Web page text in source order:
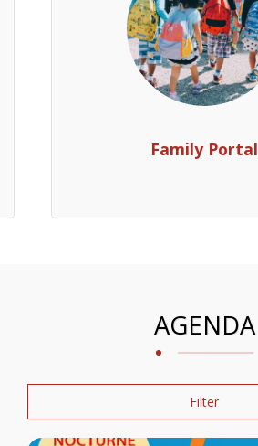
Family Portal
AGENDA
Filter